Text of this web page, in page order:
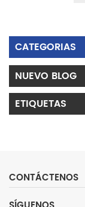
CATEGORIAS
NUEVO BLOG
ETIQUETAS
CONTÁCTENOS